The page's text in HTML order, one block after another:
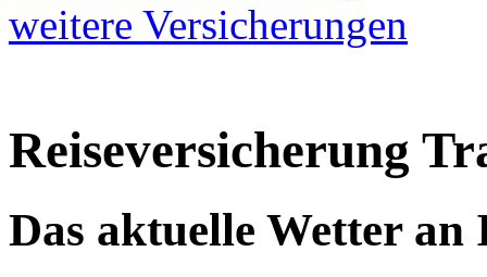
weitere Versicherungen
Reiseversicherung
Das aktuelle Wetter an